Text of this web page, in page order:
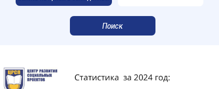
Поиск